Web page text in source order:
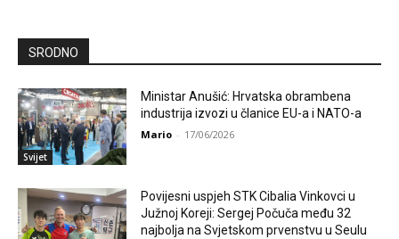
SRODNO
Svijet
Ministar Anušić: Hrvatska obrambena
industrija izvozi u članice EU-a i NATO-a
Mario - 17/06/2026
Povijesni uspjeh STK Cibalia Vinkovci u
Južnoj Koreji: Sergej Počuča među 32
najbolja na Svjetskom prvenstvu u Seulu